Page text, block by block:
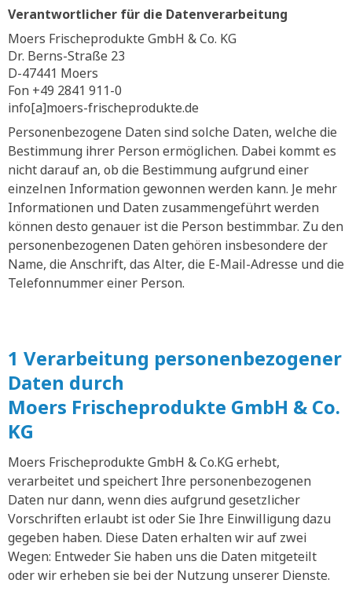
Verantwortlicher für die Datenverarbeitung
Moers Frischeprodukte GmbH & Co. KG
Dr. Berns-Straße 23
D-47441 Moers
Fon +49 2841 911-0
info[a]moers-frischeprodukte.de
Personenbezogene Daten sind solche Daten, welche die
Bestimmung ihrer Person ermöglichen. Dabei kommt es
nicht darauf an, ob die Bestimmung aufgrund einer
einzelnen Information gewonnen werden kann. Je mehr
Informationen und Daten zusammengeführt werden
können desto genauer ist die Person bestimmbar. Zu den
personenbezogenen Daten gehören insbesondere der
Name, die Anschrift, das Alter, die E-Mail-Adresse und die
Telefonnummer einer Person.
1 Verarbeitung personenbezogener
Daten durch
Moers Frischeprodukte GmbH & Co.
KG
Moers Frischeprodukte GmbH & Co.KG erhebt,
verarbeitet und speichert Ihre personenbezogenen
Daten nur dann, wenn dies aufgrund gesetzlicher
Vorschriften erlaubt ist oder Sie Ihre Einwilligung dazu
gegeben haben. Diese Daten erhalten wir auf zwei
Wegen: Entweder Sie haben uns die Daten mitgeteilt
oder wir erheben sie bei der Nutzung unserer Dienste.